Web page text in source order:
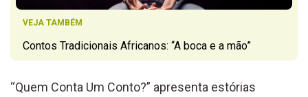
VEJA TAMBÉM
Contos Tradicionais Africanos: “A boca e a mão”
“Quem Conta Um Conto?” apresenta estórias